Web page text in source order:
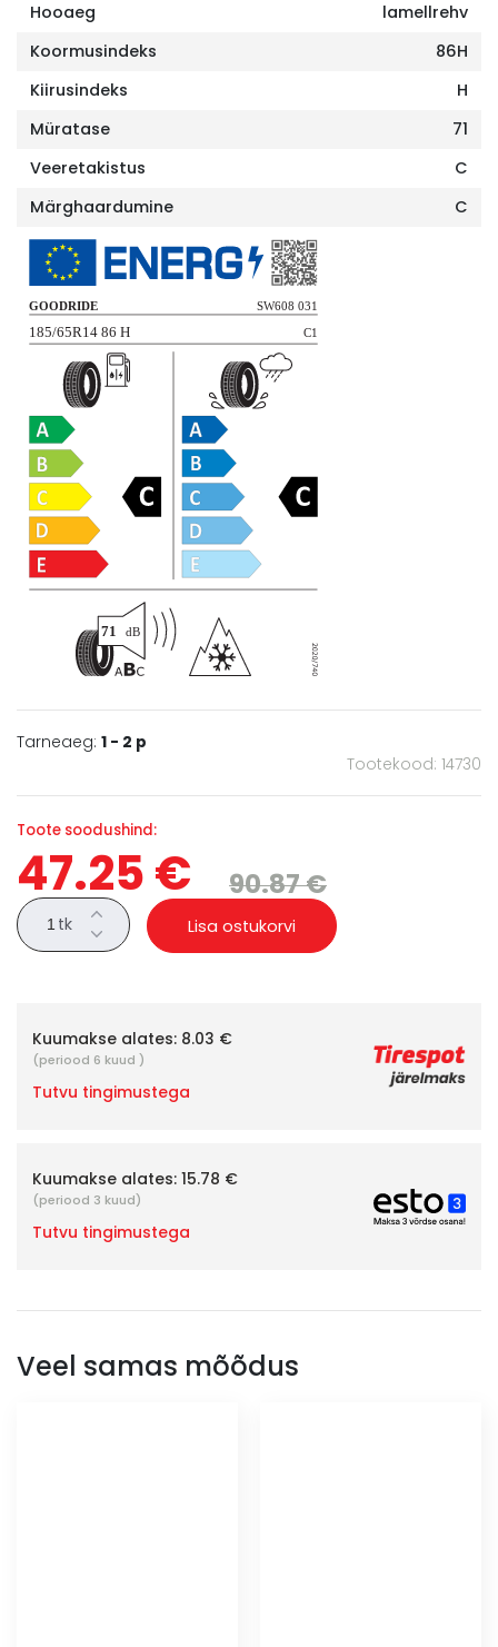
Hooaeg
lamellrehv
Koormusindeks
86H
Kiirusindeks
H
Müratase
71
Veeretakistus
C
Märghaardumine
C
Tarneaeg: 1 - 2 p
Tootekood: 14730
Toote soodushind:
47.25 € 90.87 €
tk Lisa ostukorvi
Kuumakse alates: 8.03 €
(periood 6 kuud )
Tutvu tingimustega
Kuumakse alates: 15.78 €
(periood 3 kuud)
Tutvu tingimustega
Veel samas mõõdus